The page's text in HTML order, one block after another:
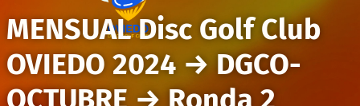
MENSUAL Disc Golf Club
OVIEDO 2024 →DGCO-